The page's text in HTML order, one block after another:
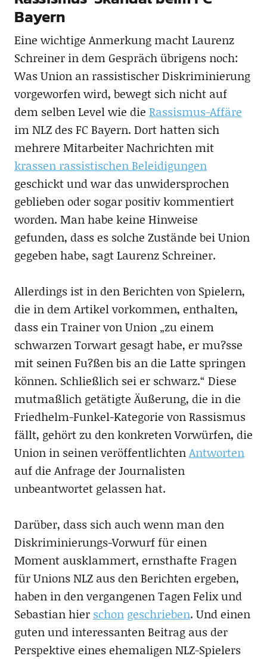
Bayern
Eine wichtige Anmerkung macht Laurenz
Schreiner in dem Gespräch übrigens noch:
Was Union an rassistischer Diskriminierung
vorgeworfen wird, bewegt sich nicht auf
dem selben Level wie die Rassismus-Affäre
im NLZ des FC Bayern. Dort hatten sich
mehrere Mitarbeiter Nachrichten mit
krassen rassistischen Beleidigungen
geschickt und war das unwidersprochen
geblieben oder sogar positiv kommentiert
worden. Man habe keine Hinweise
gefunden, dass es solche Zustände bei Union
gegeben habe, sagt Laurenz Schreiner.
Allerdings ist in den Berichten von Spielern,
die in dem Artikel vorkommen, enthalten,
dass ein Trainer von Union „zu einem
schwarzen Torwart gesagt habe, er mu?sse
mit seinen Fu?ßen bis an die Latte springen
können. Schließlich sei er schwarz.“ Diese
mutmaßlich getätigte Äußerung, die in die
Friedhelm-Funkel-Kategorie von Rassismus
fällt, gehört zu den konkreten Vorwürfen, die
Union in seinen veröffentlichtenAntworten
auf die Anfrage der Journalisten
unbeantwortet gelassen hat.
Darüber, dass sich auch wenn man den
Diskriminierungs-Vorwurf für einen
Moment ausklammert, ernsthafte Fragen
für Unions NLZ aus den Berichten ergeben,
haben in den vergangenen Tagen Felix und
Sebastian hier schon geschrieben. Und einen
guten und interessanten Beitrag aus der
Perspektive eines ehemaligen NLZ-Spielers